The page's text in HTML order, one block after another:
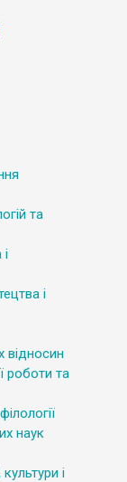
та
і
відносин
роботи та
наук
і